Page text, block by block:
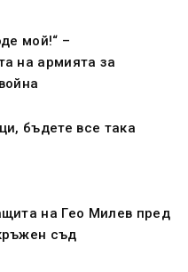
мой!“ –
на армията за
бъдете все така
на Гео Милев пред
съд